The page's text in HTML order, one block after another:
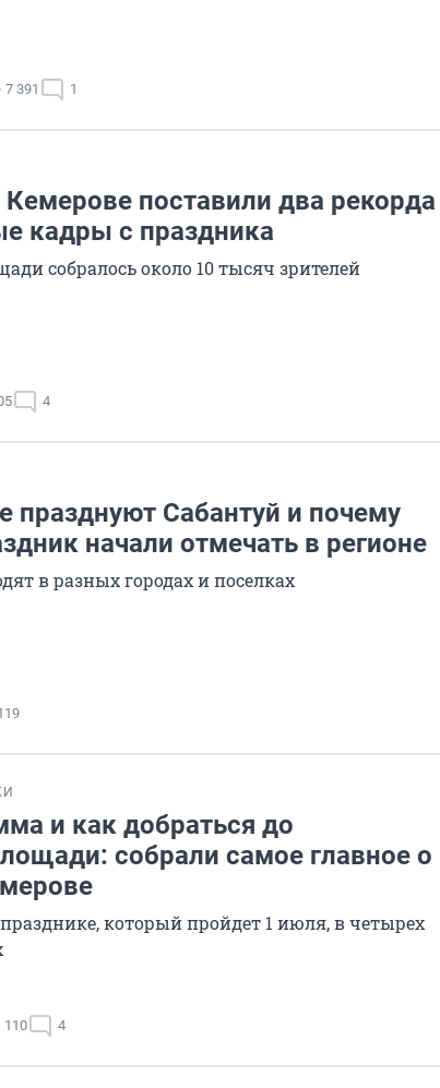
7 391 1
поставили два рекорда
кадры с праздника
собралось около 10 тысяч зрителей
4
празднуют Сабантуй и почему
начали отмечать в регионе
в разных городах и поселках
и как добраться до
собрали самое главное о
который пройдет 1 июля, в четырех
110 4